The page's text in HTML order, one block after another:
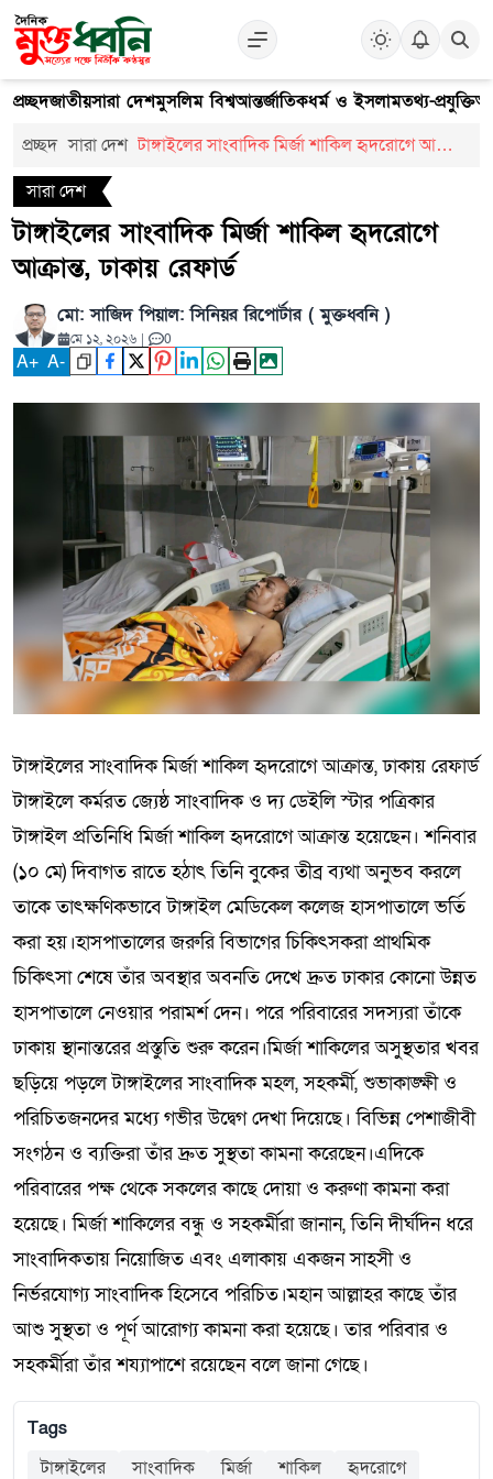
প্রচ্ছদজাতীয়সারা দেশমুসলিম বিশ্বআন্তর্জাতিকধর্ম ও ইসলামতথ্য-প্রযুক্তি
প্রচ্ছদ সারা দেশ টাঙ্গাইলের সাংবাদিক মির্জা শাকিল হৃদরোগে আক্রান্ত,
সারা দেশ
টাঙ্গাইলের সাংবাদিক মির্জা শাকিল হৃদরোগে
আক্রান্ত, ঢাকায় রেফার্ড
মো: সাজিদ পিয়াল: সিনিয়র রিপোর্টার ( মুক্তধ্বনি )
মে ১২, ২০২৬ | 0
A+ A-
টাঙ্গাইলের সাংবাদিক মির্জা শাকিল হৃদরোগে আক্রান্ত, ঢাকায় রেফার্ড
টাঙ্গাইলে কর্মরত জ্যেষ্ঠ সাংবাদিক ও দ্য ডেইলি স্টার পত্রিকার
টাঙ্গাইল প্রতিনিধি মির্জা শাকিল হৃদরোগে আক্রান্ত হয়েছেন। শনিবার
(১০ মে) দিবাগত রাতে হঠাৎ তিনি বুকের তীব্র ব্যথা অনুভব করলে
তাকে তাৎক্ষণিকভাবে টাঙ্গাইল মেডিকেল কলেজ হাসপাতালে ভর্তি
করা হয়।হাসপাতালের জরুরি বিভাগের চিকিৎসকরা প্রাথমিক
চিকিৎসা শেষে তাঁর অবস্থার অবনতি দেখে দ্রুত ঢাকার কোনো উন্নত
হাসপাতালে নেওয়ার পরামর্শ দেন। পরে পরিবারের সদস্যরা তাঁকে
ঢাকায় স্থানান্তরের প্রস্তুতি শুরু করেন।মির্জা শাকিলের অসুস্থতার খবর
ছড়িয়ে পড়লে টাঙ্গাইলের সাংবাদিক মহল, সহকর্মী, শুভাকাঙ্ক্ষী ও
পরিচিতজনদের মধ্যে গভীর উদ্বেগ দেখা দিয়েছে। বিভিন্ন পেশাজীবী
সংগঠন ও ব্যক্তিরা তাঁর দ্রুত সুস্থতা কামনা করেছেন।এদিকে
পরিবারের পক্ষ থেকে সকলের কাছে দোয়া ও করুণা কামনা করা
হয়েছে। মির্জা শাকিলের বন্ধু ও সহকর্মীরা জানান, তিনি দীর্ঘদিন ধরে
সাংবাদিকতায় নিয়োজিত এবং এলাকায় একজন সাহসী ও
নির্ভরযোগ্য সাংবাদিক হিসেবে পরিচিত।মহান আল্লাহর কাছে তাঁর
আশু সুস্থতা ও পূর্ণ আরোগ্য কামনা করা হয়েছে। তার পরিবার ও
সহকর্মীরা তাঁর শয্যাপাশে রয়েছেন বলে জানা গেছে।
Tags
টাঙ্গাইলের
সাংবাদিক মির্জা শাকিল
হৃদরোগে